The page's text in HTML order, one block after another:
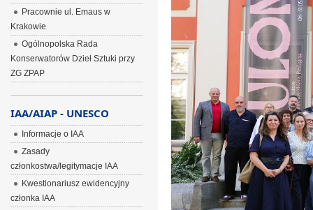
Pracownie ul. Emaus w
Krakowie
Ogólnopolska Rada
Konserwatorów Dzieł Sztuki przy
ZG ZPAP
IAA/AIAP - UNESCO
Informacje o IAA
Zasady
członkostwa/legitymacje IAA
Kwestionariusz ewidencyjny
członka IAA